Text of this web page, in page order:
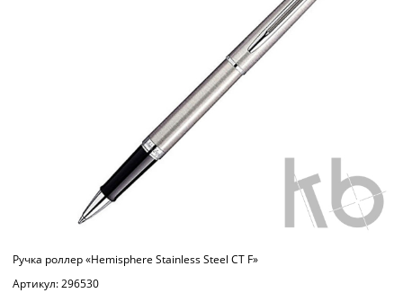
Ручка роллер «Hemisphere Stainless Steel CT F»
Артикул: 296530